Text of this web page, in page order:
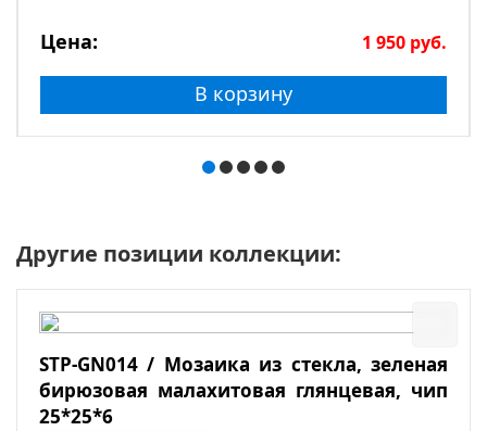
Цена: 1 950 руб.
В корзину
Другие позиции коллекции:
STP-GN014 / Мозаика из стекла, зеленая
бирюзовая малахитовая глянцевая, чип
25*25*6